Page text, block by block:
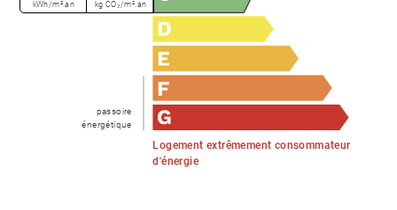
Logement extrêmement consommateur
d'énergie
passoire
énergétique
kWh/m².an kg CO₂/m².an